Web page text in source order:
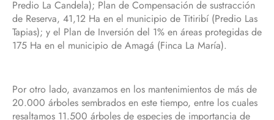
Predio La Candela); Plan de Compensación de sustracción
de Reserva, 41,12 Ha en el municipio de Titiribí (Predio Las
Tapias); y el Plan de Inversión del 1% en áreas protegidas de
175 Ha en el municipio de Amagá (Finca La María).
Por otro lado, avanzamos en los mantenimientos de más de
20.000 árboles sembrados en este tiempo, entre los cuales
resaltamos 11.500 árboles de especies de importancia de